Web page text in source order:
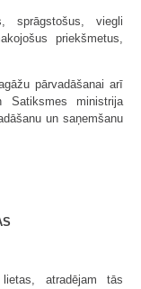
sprāgstošus, viegli
priekšmetus,
pārvadāšanai arī
Satiksmes ministrija
un saņemšanu
atradējam tās